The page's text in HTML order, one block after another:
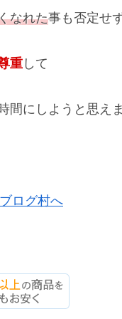
なれた事も否定せ
重して
間にしようと思えま